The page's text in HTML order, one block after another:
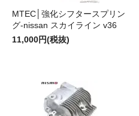
MTEC│強化シフタースプリン
グ-nissan スカイライン v36
11,000円(税抜)